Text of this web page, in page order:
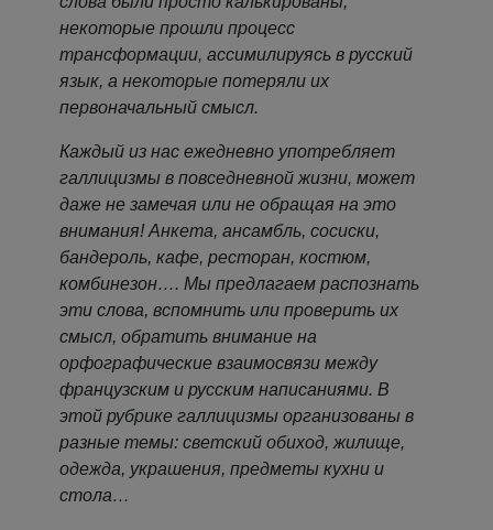
некоторые прошли процесс
трансформации, ассимилируясь в русский
язык, а некоторые потеряли их
первоначальный смысл.
Каждый из нас ежедневно употребляет
галлицизмы в повседневной жизни, может
даже не замечая или не обращая на это
внимания! Анкета, ансамбль, сосиски,
бандероль, кафе, ресторан, костюм,
комбинезон…. Мы предлагаем распознать
эти слова, вспомнить или проверить их
смысл, обратить внимание на
орфографические взаимосвязи между
французским и русским написаниями. В
этой рубрике галлицизмы организованы в
разные темы: светский обиход, жилище,
одежда, украшения, предметы кухни и
стола…